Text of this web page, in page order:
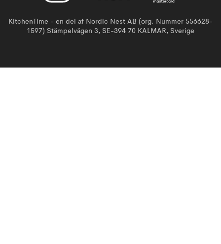
KitchenTime - en del af Nordic Nest AB (org. Nummer 556628-
1597) Stämpelvägen 3, SE-394 70 KALMAR, Sverige